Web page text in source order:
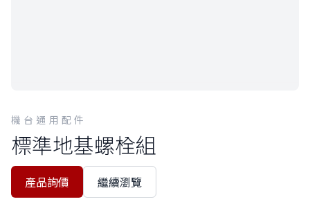
機台通用配件
標準地基螺栓組
產品詢價 繼續瀏覽